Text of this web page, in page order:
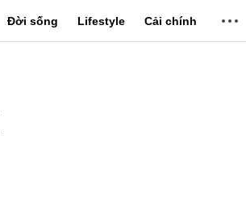
Đời sống Lifestyle Cải chính